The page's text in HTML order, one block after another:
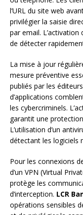
l’URL du site web
privilégier la saisie
par email.
de détecter
La mise à jour
mesure préventive
publiés par les
d’applications
les cybercriminels.
garantit une
L’utilisation d’un
détectant les logiciels
Pour les connexions
d’un VPN (Virtual
protège les
d’interception. LCR
opérations sensibles